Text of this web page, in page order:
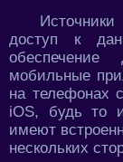
доступ к
мобильные
на телефонах
iOS, будь то
имеют
нескольких